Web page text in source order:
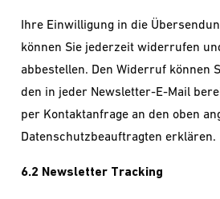
Ihre Einwilligung in die
können Sie jederzeit widerrufen
abbestellen. Den Widerruf können
den in jeder Newsletter-E-Mail
per Kontaktanfrage an den oben
Datenschutzbeauftragten erklären.
6.2 Newsletter Tracking